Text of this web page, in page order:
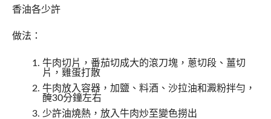
香油各少許
做法：
牛肉切片，番茄切成大的滾刀塊，蔥切段、薑切
片，雞蛋打散
牛肉放入容器，加鹽、料酒、沙拉油和澱粉拌勻，
醃30分鐘左右
少許油燒熱，放入牛肉炒至變色撈出